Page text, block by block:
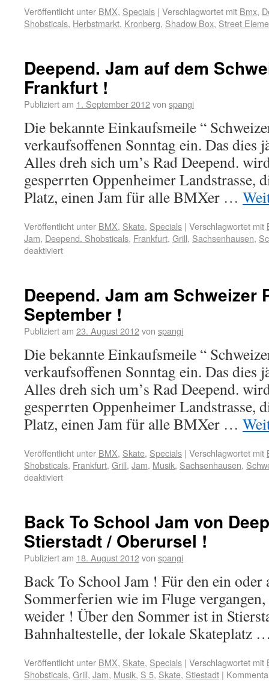
Veröffentlicht unter BMX, Specials | Verschlagwortet mit Bmx,
Shobsticals, Herbstmarkt, Kronberg, Shadow Box, Street
Deepend. Jam auf dem
Frankfurt !
Publiziert am 1. September 2012von spangi
Die bekannte Einkaufsmeile “
verkaufsoffenen Sonntag ein. Das dies
Alles dreh sich um’s Rad Deepend.
gesperrten Oppenheimer Landstrasse,
Platz, einen Jam für alle BMXer …
Veröffentlicht unter BMX, Skate, Specials | Verschlagwortet mit
Jam, Deepend. Shobsticals, Frankfurt, Grill, Sachsenhausen,
deaktiviert
Deepend. Jam am Schweizer
September !
Publiziert am 23. August 2012von spangi
Die bekannte Einkaufsmeile “
verkaufsoffenen Sonntag ein. Das dies
Alles dreh sich um’s Rad Deepend.
gesperrten Oppenheimer Landstrasse,
Platz, einen Jam für alle BMXer …
Veröffentlicht unter BMX, Skate, Specials | Verschlagwortet mit
Shobsticals, Frankfurt, Grill, Jam, Musik, Sachsenhausen,
deaktiviert
Back To School Jam von
Stierstadt / Oberursel !
Publiziert am 18. August 2012von spangi
Back To School Jam ! Für den ein
Sommerferien wie im Fluge
weider ! Über den Sommer ist in
Bahnhaltestelle, der lokale Skateplatz
Veröffentlicht unter BMX, Skate, Specials | Verschlagwortet mit
Shobsticals, Grill, Jam, Musik, S 5, Skate, Stiestadt |